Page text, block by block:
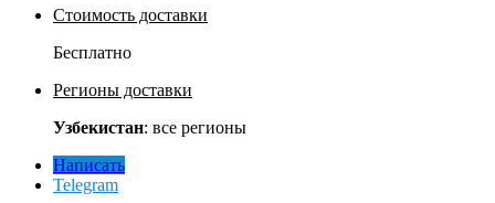
Стоимость доставки
Бесплатно
Регионы доставки
Узбекистан: все регионы
Написать
Telegram